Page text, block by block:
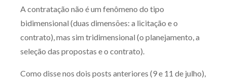
A contratação não é um fenômeno do tipo
bidimensional (duas dimensões: a licitação e o
contrato), mas sim tridimensional (o planejamento, a
seleção das propostas e o contrato).
Como disse nos dois posts anteriores (9 e 11 de julho),